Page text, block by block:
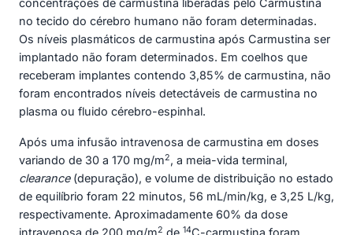
concentrações de carmustina liberadas pelo Carmustina
no tecido do cérebro humano não foram determinadas.
Os níveis plasmáticos de carmustina após Carmustina ser
implantado não foram determinados. Em coelhos que
receberam implantes contendo 3,85% de carmustina, não
foram encontrados níveis detectáveis de carmustina no
plasma ou fluido cérebro-espinhal.
Após uma infusão intravenosa de carmustina em doses
variando de 30 a 170 mg/m2, a meia-vida terminal,
clearance(depuração), e volume de distribuição no estado
de equilíbrio foram 22 minutos, 56 mL/min/kg, e 3,25 L/kg,
respectivamente. Aproximadamente 60% da dose
intravenosa de 200 mg/m2 de 14C-carmustina foram